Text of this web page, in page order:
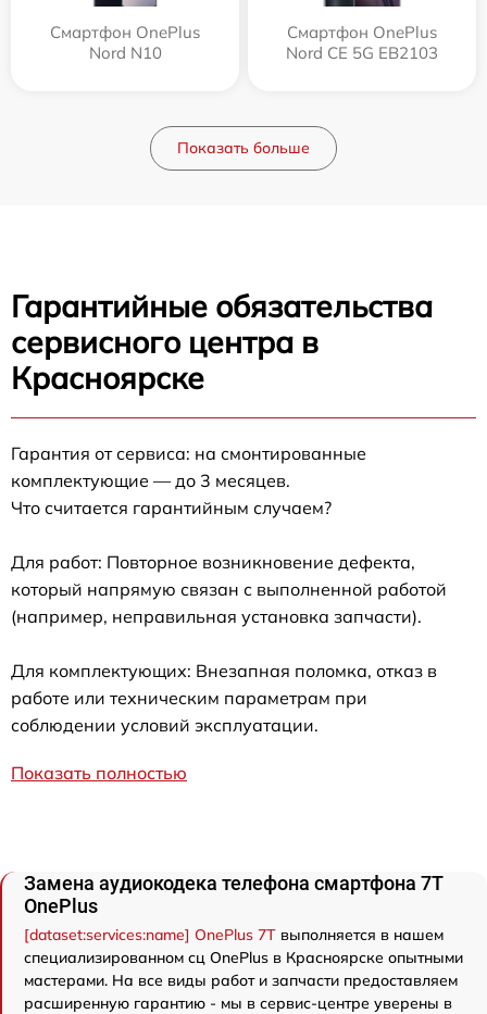
Смартфон OnePlus
Nord N10
Смартфон OnePlus
Nord CE 5G EB2103
Показать больше
Гарантийные обязательства
сервисного центра в
Красноярске
Гарантия от сервиса: на смонтированные
комплектующие — до 3 месяцев.
Что считается гарантийным случаем?
Для работ: Повторное возникновение дефекта,
который напрямую связан с выполненной работой
(например, неправильная установка запчасти).
Для комплектующих: Внезапная поломка, отказ в
работе или техническим параметрам при
соблюдении условий эксплуатации.
Показать полностью
Замена аудиокодека телефона смартфона 7T
OnePlus
[dataset:services:name] OnePlus 7T выполняется в нашем
специализированном сц OnePlus в Красноярске опытными
мастерами. На все виды работ и запчасти предоставляем
расширенную гарантию - мы в сервис-центре уверены в